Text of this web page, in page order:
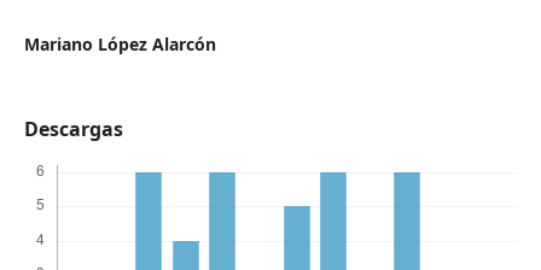
Mariano López Alarcón
Descargas